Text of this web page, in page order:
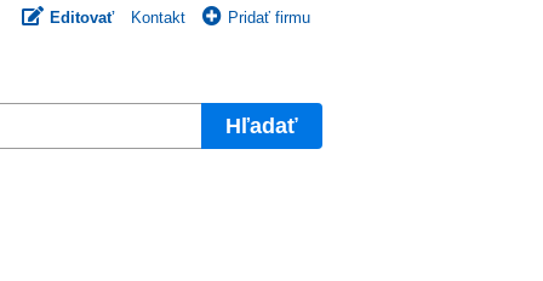
Editovať Kontakt Pridať firmu
Hľadať